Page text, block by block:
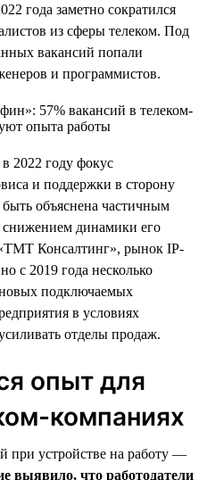
года заметно сократился
из сферы телеком. Под
вакансий попали
и программистов.
2022 году фокус
и поддержки в сторону
объяснена частичным
динамики его
Консалтинг», рынок IP-
с 2019 года несколько
новых подключаемых
в условиях
отделы продаж.
опыт для
компаниях
при устройстве на работу —
выявило, что работодатели